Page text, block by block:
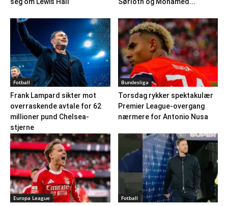
Fotball
Frank Lampard sikter mot
overraskende avtale for 62
millioner pund Chelsea-
stjerne
Bundesliga
Torsdag rykker spektakulær
Premier League-overgang
nærmere for Antonio Nusa
Europa League Fotball